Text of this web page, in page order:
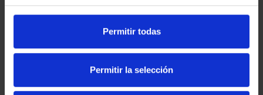
Permitir todas
Permitir la selección
REALES